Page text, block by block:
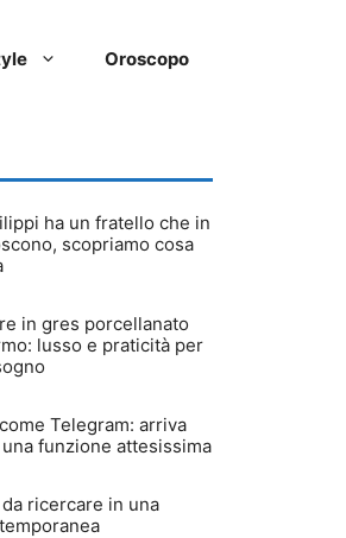
Oroscopo
ha un fratello che in
scopriamo cosa
in gres porcellanato
lusso e praticità per
Telegram: arriva
funzione attesissima
ricercare in una